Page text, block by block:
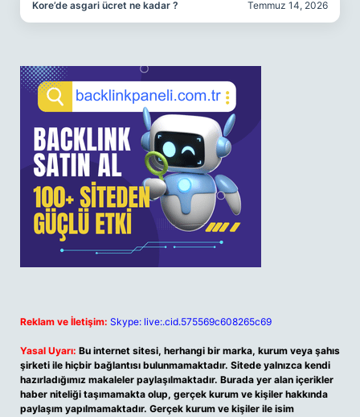
Kore’de asgari ücret ne kadar ? Temmuz 14, 2026
Reklam ve İletişim: Skype: live:.cid.575569c608265c69
Yasal Uyarı: Bu internet sitesi, herhangi bir marka, kurum veya şahıs
şirketi ile hiçbir bağlantısı bulunmamaktadır. Sitede yalnızca kendi
hazırladığımız makaleler paylaşılmaktadır. Burada yer alan içerikler
haber niteliği taşımamakta olup, gerçek kurum ve kişiler hakkında
paylaşım yapılmamaktadır. Gerçek kurum ve kişiler ile isim